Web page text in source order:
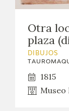
EXPOSICIONES
ACTIVIDADES
Otra
plaza
DIBUJOS
1815
Museo